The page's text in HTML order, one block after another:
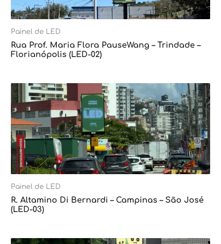
Painel de LED
Rua Prof. Maria Flora PauseWang – Trindade –
Florianópolis (LED-02)
Painel de LED
R. Altamino Di Bernardi – Campinas – São José
(LED-03)